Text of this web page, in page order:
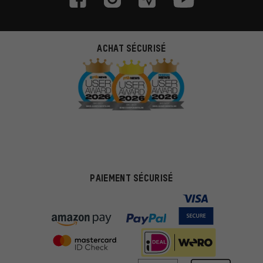
ACHAT SÉCURISÉ
PAIEMENT SÉCURISÉ